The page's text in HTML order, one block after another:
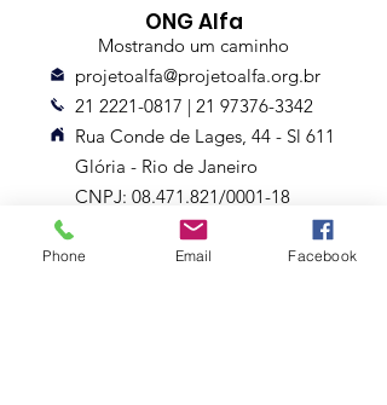
ONG Alfa
Mostrando um caminho
projetoalfa@projetoalfa.org.br
21 2221-0817 | 21 97376-3342
Rua Conde de Lages, 44 - Sl 611
Glória - Rio de Janeiro
CNPJ: 08.471.821/0001-18
Entrega até 10 dias
Phone Email Facebook